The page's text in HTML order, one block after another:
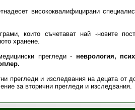
висококвалифицирани
които съчетават най -новите
хранене.
прегледи - неврология,
прегледи и изследвания на децата от
за вторични прегледи и изследвания.